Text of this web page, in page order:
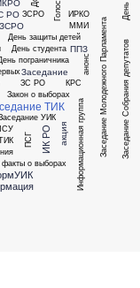
РО
День защиты детей
пограничника
День студента
ЗС РО
ЗСРО
Закон о выборах
Заседание
ТИК Заседание Молодежного ПарламентаЗаседание Собрания депутатов
УИК
ИК РО
ИРКО
о выборах Информационная группа
КРС
ММИ
ППЗ
ПСГ акция
анонс